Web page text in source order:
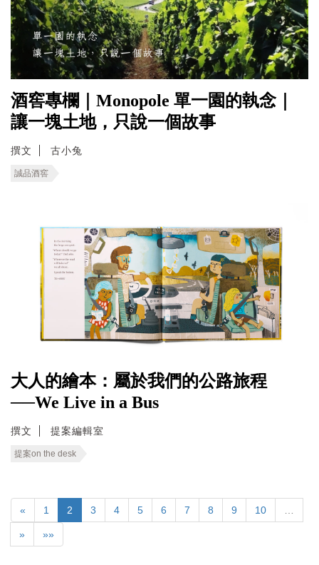
酒窖專欄｜Monopole 單一園的執念｜
讓一塊土地，只說一個故事
撰文 古小兔
誠品酒窖
大人的繪本：屬於我們的公路旅程
──We Live in a Bus
撰文 提案編輯室
提案on the desk
« 1 2 3 4 5 6 7 8 9 10
» »»